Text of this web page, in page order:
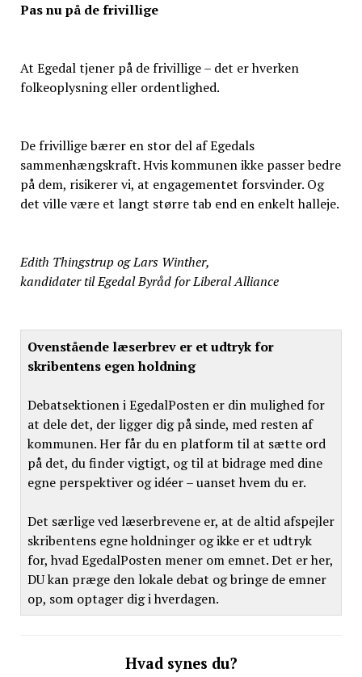
Pas nu på de frivillige
At Egedal tjener på de frivillige – det er hverken
folkeoplysning eller ordentlighed.
De frivillige bærer en stor del af Egedals
sammenhængskraft. Hvis kommunen ikke passer bedre
på dem, risikerer vi, at engagementet forsvinder. Og
det ville være et langt større tab end en enkelt halleje.
Edith Thingstrup og Lars Winther,
kandidater til Egedal Byråd for Liberal Alliance
Ovenstående læserbrev er et udtryk for
skribentens egen holdning
Debatsektionen i EgedalPosten er din mulighed for
at dele det, der ligger dig på sinde, med resten af
kommunen. Her får du en platform til at sætte ord
på det, du finder vigtigt, og til at bidrage med dine
egne perspektiver og idéer – uanset hvem du er.
Det særlige ved læserbrevene er, at de altid afspejler
skribentens egne holdninger og ikke er et udtryk
for, hvad EgedalPosten mener om emnet. Det er her,
DU kan præge den lokale debat og bringe de emner
op, som optager dig i hverdagen.
Hvad synes du?